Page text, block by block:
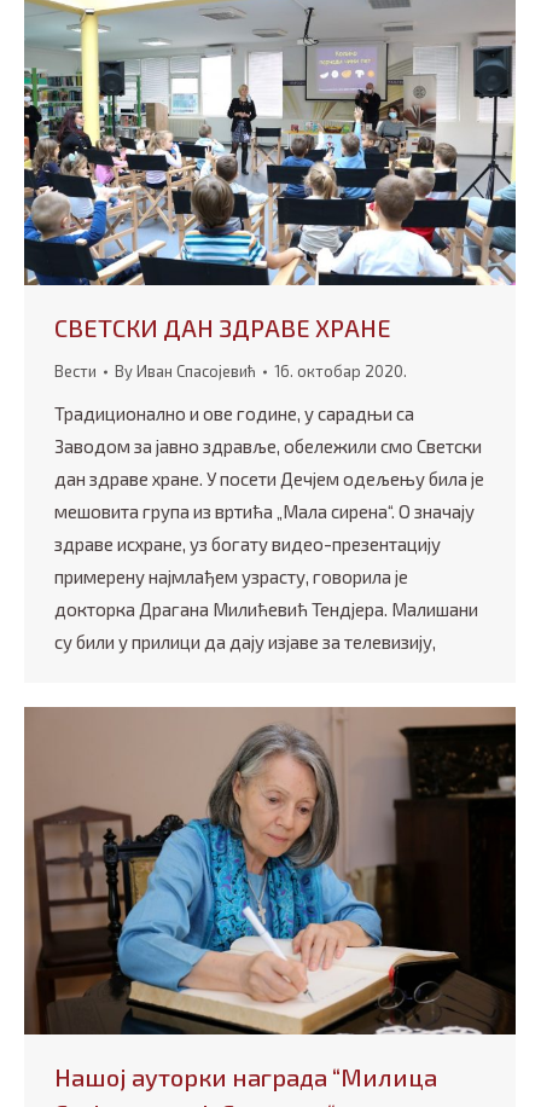
СВЕТСКИ ДАН ЗДРАВЕ ХРАНЕ
Вести ByИван Спасојевић 16. октобар 2020.
Традиционално и ове године, у сарадњи са
Заводом за јавно здравље, обележили смо Светски
дан здраве хране. У посети Дечјем одељењу била је
мешовита група из вртића „Мала сирена“. О значају
здраве исхране, уз богату видео-презентацију
примерену најмлађем узрасту, говорила је
докторка Драгана Милићевић Тендјера. Малишани
су били у прилици да дају изјаве за телевизију,
Нашој ауторки награда “Милица